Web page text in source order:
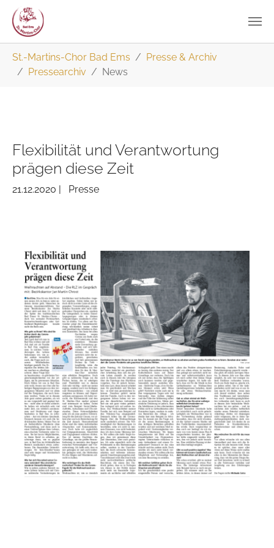
Hauptinhalt
springen
St.-Martins-Chor Bad Ems
Presse & Archiv
Pressearchiv
News
Flexibilität und Verantwortung
prägen diese Zeit
21.12.2020 | Presse